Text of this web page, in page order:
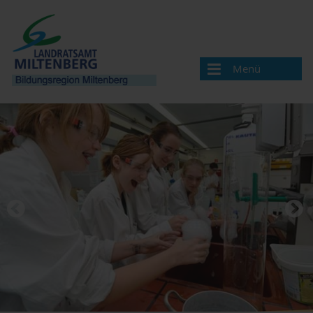
Menü
Bildungsregion
Aktuelles
Veranstaltungen / Termine
Veranstaltung melden
Bildungsregionen in Bayern
Angebote & Projekte